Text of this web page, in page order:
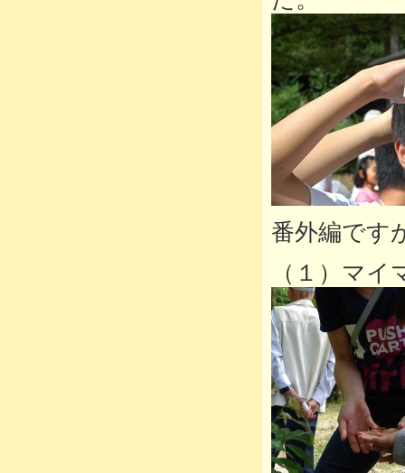
番外編です
（１）マ